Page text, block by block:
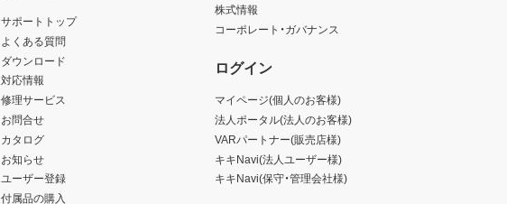
サポートトップ
よくある質問
ダウンロード
対応情報
修理サービス
お問合せ
カタログ
お知らせ
ユーザー登録
付属品の購入
株式情報
コーポレート・ガバナンス
ログイン
マイページ(個人のお客様)
法人ポータル(法人のお客様)
VARパートナー(販売店様)
キキNavi(法人ユーザー様)
キキNavi(保守・管理会社様)